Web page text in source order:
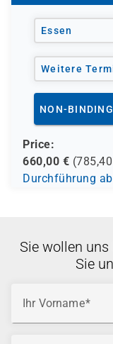
und andere
Essen
Weitere
NON-
Price:
660,00 € (785,40
Durchführung
Sie wollen
Sie
Ihr Vorname